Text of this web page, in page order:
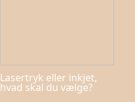
Lasertryk eller inkjet,
hvad skal du vælge?